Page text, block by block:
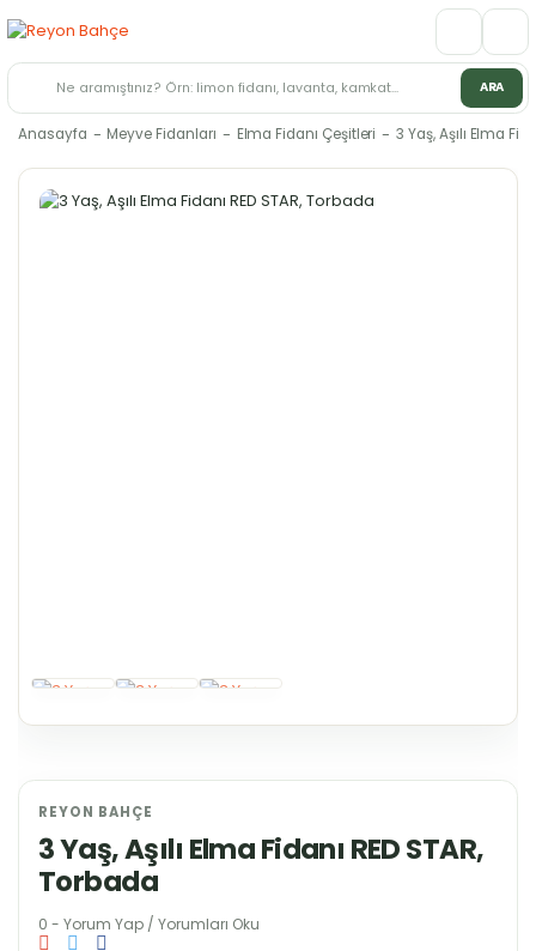
ARA
Anasayfa Meyve Fidanları Elma Fidanı Çeşitleri 3 Yaş, Aşılı Elma
REYON BAHÇE
3 Yaş, Aşılı Elma Fidanı RED STAR,
Torbada
0 - Yorum Yap / Yorumları Oku